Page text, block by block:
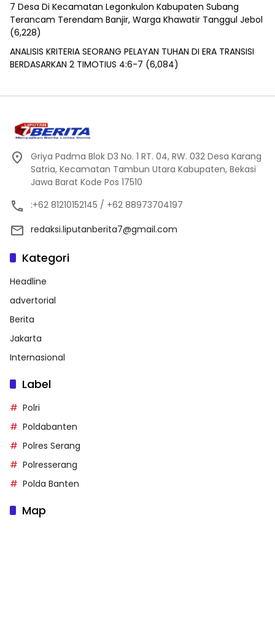
7 Desa Di Kecamatan Legonkulon Kabupaten Subang
Terancam Terendam Banjir, Warga Khawatir Tanggul Jebol
(6,228)
ANALISIS KRITERIA SEORANG PELAYAN TUHAN DI ERA TRANSISI
BERDASARKAN 2 TIMOTIUS 4:6-7 (6,084)
Griya Padma Blok D3 No. 1 RT. 04, RW. 032 Desa Karang
Satria, Kecamatan Tambun Utara Kabupaten, Bekasi
Jawa Barat Kode Pos 17510
:+62 81210152145 / +62 88973704197
redaksi.liputanberita7@gmail.com
Kategori
Headline
advertorial
Berita
Jakarta
Internasional
Label
Polri
Poldabanten
Polres Serang
Polresserang
Polda Banten
Map